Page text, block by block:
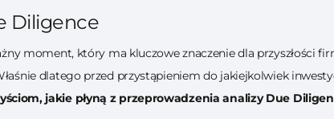
Diligence
moment, który ma kluczowe znaczenie dla przyszłości
dlatego przed przystąpieniem do jakiejkolwiek
jakie płyną z przeprowadzenia analizyDue